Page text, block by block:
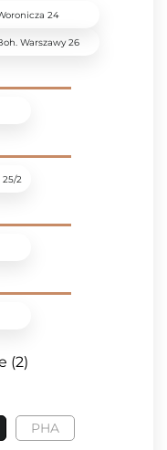
24
Warszawy 26
2
2
PHA